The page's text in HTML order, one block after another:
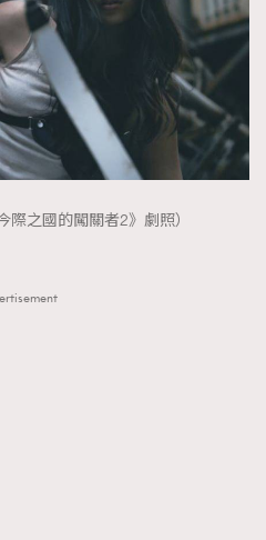
際之國的闖關者2》劇照）